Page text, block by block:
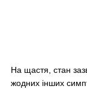
На щастя, стан
жодних інших